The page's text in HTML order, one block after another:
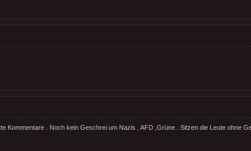
Kommentare . Noch kein Geschrei um Nazis , AFD ,Grüne . Sitzen die Leute ohne